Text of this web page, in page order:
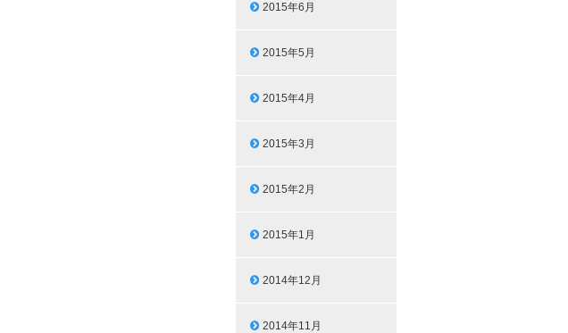
2015年6月
2015年5月
2015年4月
2015年3月
2015年2月
2015年1月
2014年12月
2014年11月